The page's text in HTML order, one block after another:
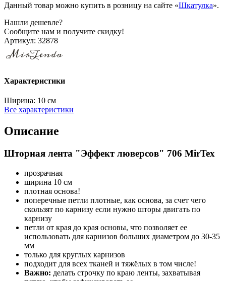
Данный товар можно купить в розницу на сайте «Шкатулка».
Нашли дешевле?
Сообщите нам и получите скидку!
Артикул: 32878
Характеристики
Ширина: 10 см
Все характеристики
Описание
Шторная лента "Эффект люверсов" 706 MirTex
прозрачная
ширина 10 см
плотная основа!
поперечные петли плотные, как основа, за счет чего
скользят по карнизу если нужно шторы двигать по
карнизу
петли от края до края основы, что позволяет ее
использовать для карнизов больших диаметром до 30-35
мм
только для круглых карнизов
подходит для всех тканей и тяжёлых в том числе!
Важно: делать строчку по краю ленты, захватывая